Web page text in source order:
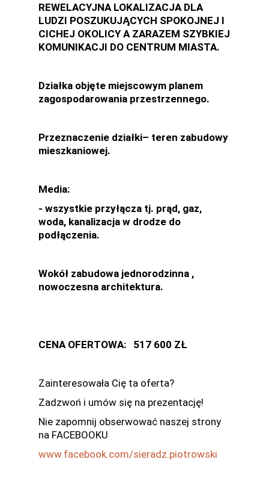
REWELACYJNA LOKALIZACJA DLA
LUDZI POSZUKUJĄCYCH SPOKOJNEJ I
CICHEJ OKOLICY A ZARAZEM SZYBKIEJ
KOMUNIKACJI DO CENTRUM MIASTA.
Działka objęte miejscowym planem
zagospodarowania przestrzennego.
Przeznaczenie działki– teren zabudowy
mieszkaniowej.
Media:
- wszystkie przyłącza tj. prąd, gaz,
woda, kanalizacja w drodze do
podłączenia.
Wokół zabudowa jednorodzinna ,
nowoczesna architektura.
CENA OFERTOWA: 517 600 ZŁ
Zainteresowała Cię ta oferta?
Zadzwoń i umów się na prezentację!
Nie zapomnij obserwować naszej strony
na FACEBOOKU
www.facebook.com/sieradz.piotrowski